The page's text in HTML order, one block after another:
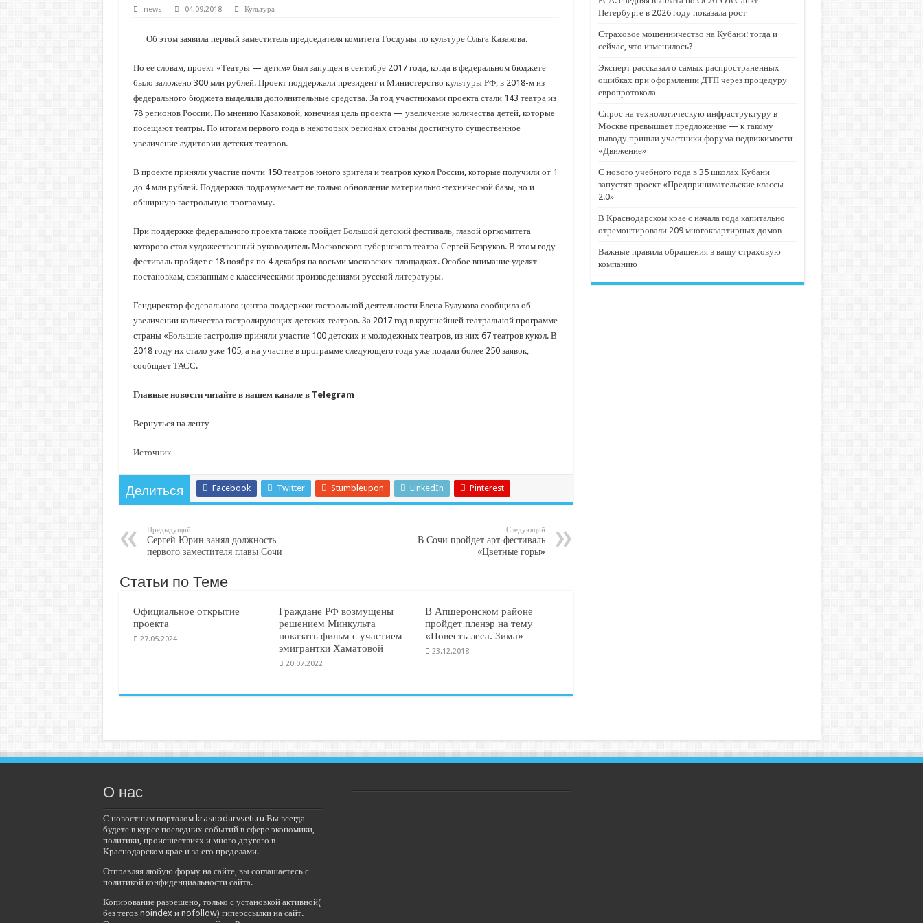
С нового учебного года в 35 школах Кубани запустят проект «Предпринимательские классы 2.0»
В городах и районах Кубани отметили День России
Стартовал прием заявок на 20-й юбилейный молодежный форум «Регион 93»
news 04.09.2018 Культура
Об этом заявила первый заместитель председателя комитета Госдумы по культуре Ольга Казакова.
По ее словам, проект «Театры — детям» был запущен в сентябре 2017 года, когда в федеральном бюджете
было заложено 300 млн рублей. Проект поддержали президент и Министерство культуры РФ, в 2018-м из
федерального бюджета выделили дополнительные средства. За год участниками проекта стали 143 театра из
78 регионов России. По мнению Казаковой, конечная цель проекта — увеличение количества детей, которые
посещают театры. По итогам первого года в некоторых регионах страны достигнуто существенное
увеличение аудитории детских театров.
В проекте приняли участие почти 150 театров юного зрителя и театров кукол России, которые получили от 1
до 4 млн рублей. Поддержка подразумевает не только обновление материально-технической базы, но и
обширную гастрольную программу.
При поддержке федерального проекта также пройдет Большой детский фестиваль, главой оргкомитета
которого стал художественный руководитель Московского губернского театра Сергей Безруков. В этом году
фестиваль пройдет с 18 ноября по 4 декабря на восьми московских площадках. Особое внимание уделят
постановкам, связанным с классическими произведениями русской литературы.
Гендиректор федерального центра поддержки гастрольной деятельности Елена Булукова сообщила об
увеличении количества гастролирующих детских театров. За 2017 год в крупнейшей театральной программе
страны «Большие гастроли» приняли участие 100 детских и молодежных театров, из них 67 театров кукол. В
2018 году их стало уже 105, а на участие в программе следующего года уже подали более 250 заявок,
сообщает ТАСС.
Главные новости читайте в нашем канале в Telegram
Вернуться на ленту
Источник
Делиться Facebook Twitter Stumbleupon LinkedIn Pinterest
Предыдущий
Сергей Юрин занял должность
первого заместителя главы Сочи
Следующий
В Сочи пройдет арт-фестиваль
«Цветные горы»
Статьи по Теме
Официальное открытие
проекта
27.05.2024
Граждане РФ возмущены
решением Минкульта
показать фильм с участием
эмигрантки Хаматовой
20.07.2022
В Апшеронском районе
пройдет пленэр на тему
«Повесть леса. Зима»
23.12.2018
Петербурге в 2026 году показала рост
Страховое мошенничество на Кубани: тогда и
сейчас, что изменилось?
Эксперт рассказал о самых распространенных
ошибках при оформлении ДТП через процедуру
европротокола
Спрос на технологическую инфраструктуру в
Москве превышает предложение — к такому
выводу пришли участники форума недвижимости
«Движение»
С нового учебного года в 35 школах Кубани
запустят проект «Предпринимательские классы
2.0»
В Краснодарском крае с начала года капитально
отремонтировали 209 многоквартирных домов
Важные правила обращения в вашу страховую
компанию
О нас
С новостным порталом krasnodarvseti.ru Вы всегда
будете в курсе последних событий в сфере экономики,
политики, происшествиях и много другого в
Краснодарском крае и за его пределами.
Отправляя любую форму на сайте, вы соглашаетесь с
политикой конфиденциальности сайта.
Копирование разрешено, только с установкой активной(
без тегов noindex и nofollow) гиперссылки на сайт.